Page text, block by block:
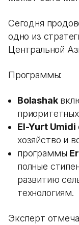
Сегодня
одно из
Центральной
Программы:
Bolashak
El-Yurt Umidi
хозяйство и
программы
полные
развитию
технологиям.
Эксперт